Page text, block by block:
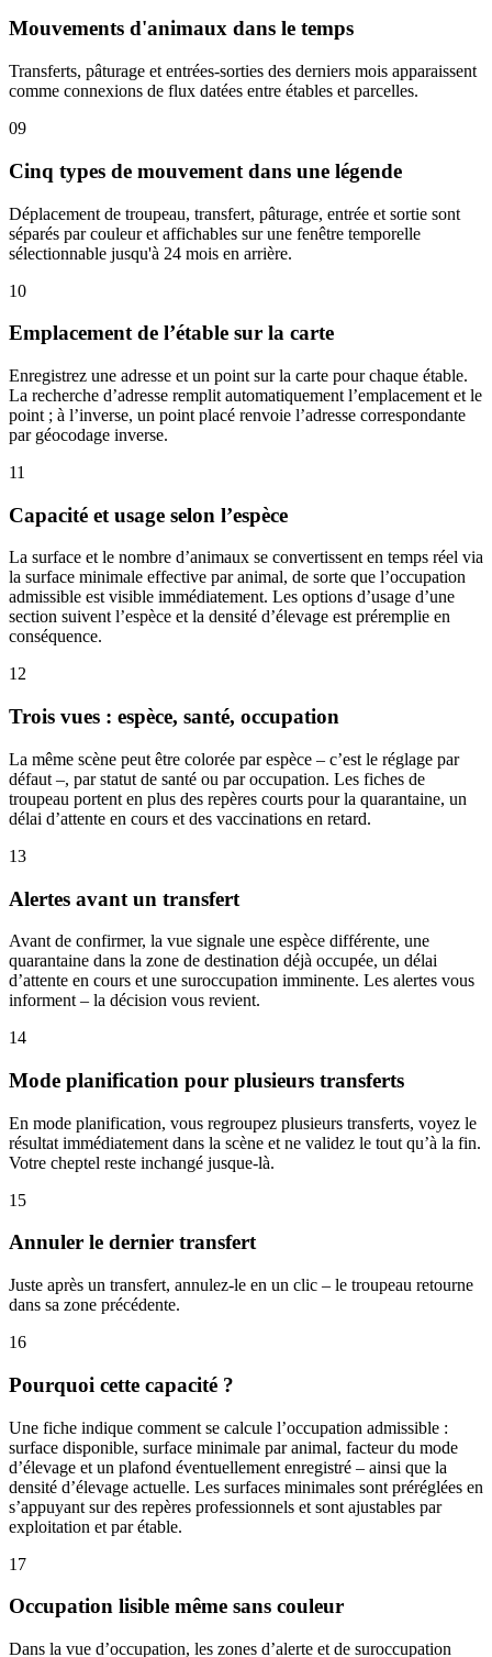
Mouvements d'animaux dans le temps
Transferts, pâturage et entrées-sorties des derniers mois apparaissent
comme connexions de flux datées entre étables et parcelles.
09
Cinq types de mouvement dans une légende
Déplacement de troupeau, transfert, pâturage, entrée et sortie sont
séparés par couleur et affichables sur une fenêtre temporelle
sélectionnable jusqu'à 24 mois en arrière.
10
Emplacement de l’étable sur la carte
Enregistrez une adresse et un point sur la carte pour chaque étable.
La recherche d’adresse remplit automatiquement l’emplacement et le
point ; à l’inverse, un point placé renvoie l’adresse correspondante
par géocodage inverse.
11
Capacité et usage selon l’espèce
La surface et le nombre d’animaux se convertissent en temps réel via
la surface minimale effective par animal, de sorte que l’occupation
admissible est visible immédiatement. Les options d’usage d’une
section suivent l’espèce et la densité d’élevage est préremplie en
conséquence.
12
Trois vues : espèce, santé, occupation
La même scène peut être colorée par espèce – c’est le réglage par
défaut –, par statut de santé ou par occupation. Les fiches de
troupeau portent en plus des repères courts pour la quarantaine, un
délai d’attente en cours et des vaccinations en retard.
13
Alertes avant un transfert
Avant de confirmer, la vue signale une espèce différente, une
quarantaine dans la zone de destination déjà occupée, un délai
d’attente en cours et une suroccupation imminente. Les alertes vous
informent – la décision vous revient.
14
Mode planification pour plusieurs transferts
En mode planification, vous regroupez plusieurs transferts, voyez le
résultat immédiatement dans la scène et ne validez le tout qu’à la fin.
Votre cheptel reste inchangé jusque-là.
15
Annuler le dernier transfert
Juste après un transfert, annulez-le en un clic – le troupeau retourne
dans sa zone précédente.
16
Pourquoi cette capacité ?
Une fiche indique comment se calcule l’occupation admissible :
surface disponible, surface minimale par animal, facteur du mode
d’élevage et un plafond éventuellement enregistré – ainsi que la
densité d’élevage actuelle. Les surfaces minimales sont préréglées en
s’appuyant sur des repères professionnels et sont ajustables par
exploitation et par étable.
17
Occupation lisible même sans couleur
Dans la vue d’occupation, les zones d’alerte et de suroccupation